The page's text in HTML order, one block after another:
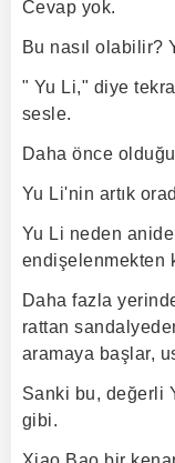
Cevap yok.
Bu nasıl olabilir?
" Yu Li," diye
sesle.
Daha önce
Yu Li'nin artık
Yu Li neden
endişelenmekten
Daha fazla
rattan
aramaya başlar,
Sanki bu, değerli
gibi.